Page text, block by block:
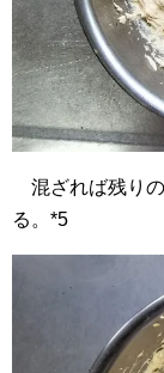
混ざれば残り
る。*5